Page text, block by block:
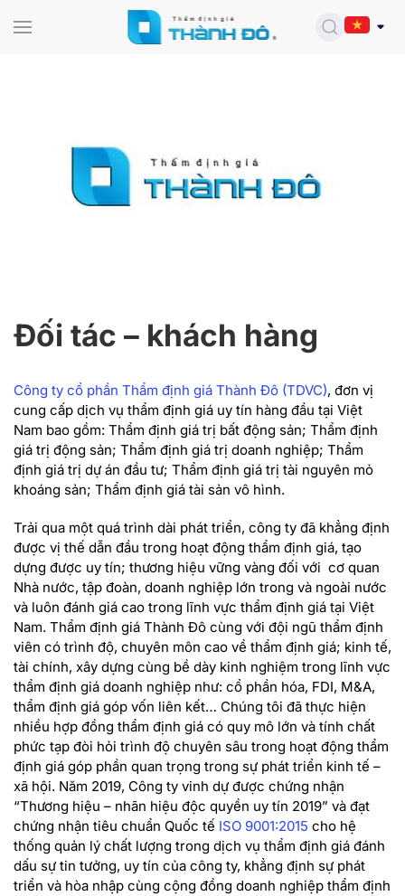
Đối tác – khách hàng
Công ty cổ phần Thẩm định giá Thành Đô (TDVC), đơn vị
cung cấp dịch vụ thẩm định giá uy tín hàng đầu tại Việt
Nam bao gồm: Thẩm định giá trị bất động sản; Thẩm định
giá trị động sản; Thẩm định giá trị doanh nghiệp; Thẩm
định giá trị dự án đầu tư; Thẩm định giá trị tài nguyên mỏ
khoáng sản; Thẩm định giá tài sản vô hình.
Trải qua một quá trình dài phát triển, công ty đã khẳng định
được vị thế dẫn đầu trong hoạt động thẩm định giá, tạo
dựng được uy tín; thương hiệu vững vàng đối với cơ quan
Nhà nước, tập đoàn, doanh nghiệp lớn trong và ngoài nước
và luôn đánh giá cao trong lĩnh vực thẩm định giá tại Việt
Nam. Thẩm định giá Thành Đô cùng với đội ngũ thẩm định
viên có trình độ, chuyên môn cao về thẩm định giá; kinh tế,
tài chính, xây dựng cùng bề dày kinh nghiệm trong lĩnh vực
thẩm định giá doanh nghiệp như: cổ phần hóa, FDI, M&A,
thẩm định giá góp vốn liên kết… Chúng tôi đã thực hiện
nhiều hợp đồng thẩm định giá có quy mô lớn và tính chất
phức tạp đòi hỏi trình độ chuyên sâu trong hoạt động thẩm
định giá góp phần quan trọng trong sự phát triển kinh tế –
xã hội. Năm 2019, Công ty vinh dự được chứng nhận
“Thương hiệu – nhãn hiệu độc quyền uy tín 2019” và đạt
chứng nhận tiêu chuẩn Quốc tế ISO 9001:2015 cho hệ
thống quản lý chất lượng trong dịch vụ thẩm định giá đánh
dấu sự tin tưởng, uy tín của công ty, khẳng định sự phát
triển và hòa nhập cùng cộng đồng doanh nghiệp thẩm định